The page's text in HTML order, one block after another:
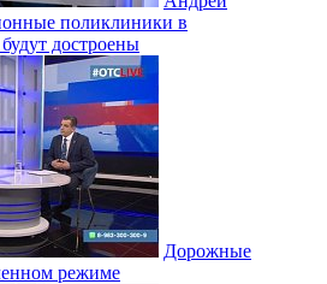
поликлиники в
достроены
Дорожные
режиме